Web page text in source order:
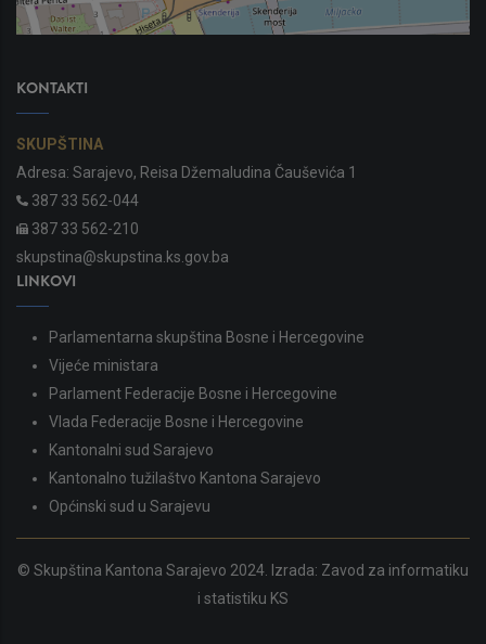
KONTAKTI
SKUPŠTINA
Adresa: Sarajevo, Reisa Džemaludina Čauševića 1
387 33 562-044
387 33 562-210
skupstina@skupstina.ks.gov.ba
LINKOVI
Parlamentarna skupština Bosne i Hercegovine
Vijeće ministara
Parlament Federacije Bosne i Hercegovine
Vlada Federacije Bosne i Hercegovine
Kantonalni sud Sarajevo
Kantonalno tužilaštvo Kantona Sarajevo
Općinski sud u Sarajevu
© Skupština Kantona Sarajevo 2024. Izrada: Zavod za informatiku
i statistiku KS